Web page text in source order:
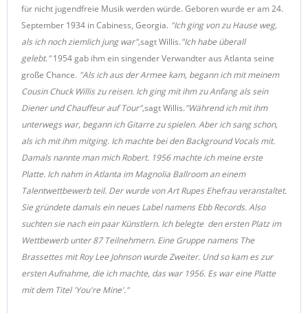
für nicht jugendfreie Musik werden würde. Geboren wurde er am 24.
September 1934 in Cabiness, Georgia. "Ich ging von zu Hause weg,
als ich noch ziemlich jung war",sagt Willis."Ich habe überall
gelebt."1954 gab ihm ein singender Verwandter aus Atlanta seine
große Chance. "Als ich aus der Armee kam, begann ich mit meinem
Cousin Chuck Willis zu reisen. Ich ging mit ihm zu Anfang als sein
Diener und Chauffeur auf Tour",sagt Willis."Während ich mit ihm
unterwegs war, begann ich Gitarre zu spielen. Aber ich sang schon,
als ich mit ihm mitging. Ich machte bei den Background Vocals mit.
Damals nannte man mich Robert. 1956 machte ich meine erste
Platte. Ich nahm in Atlanta im Magnolia Ballroom an einem
Talentwettbewerb teil. Der wurde von Art Rupes Ehefrau veranstaltet.
Sie gründete damals ein neues Label namens Ebb Records. Also
suchten sie nach ein paar Künstlern. Ich belegte den ersten Platz im
Wettbewerb unter 87 Teilnehmern. Eine Gruppe namens The
Brassettes mit Roy Lee Johnson wurde Zweiter. Und so kam es zur
ersten Aufnahme, die ich machte, das war 1956. Es war eine Platte
mit dem Titel 'You're Mine'."